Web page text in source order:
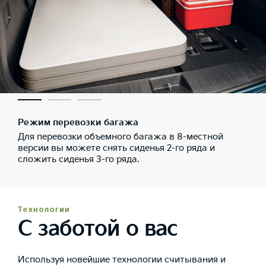
Режим перевозки багажа
Для перевозки объемного багажа в 8-местной
версии вы можете снять сиденья 2-го ряда и
сложить сиденья 3-го ряда.
Технологии
С заботой о вас
Используя новейшие технологии считывания и